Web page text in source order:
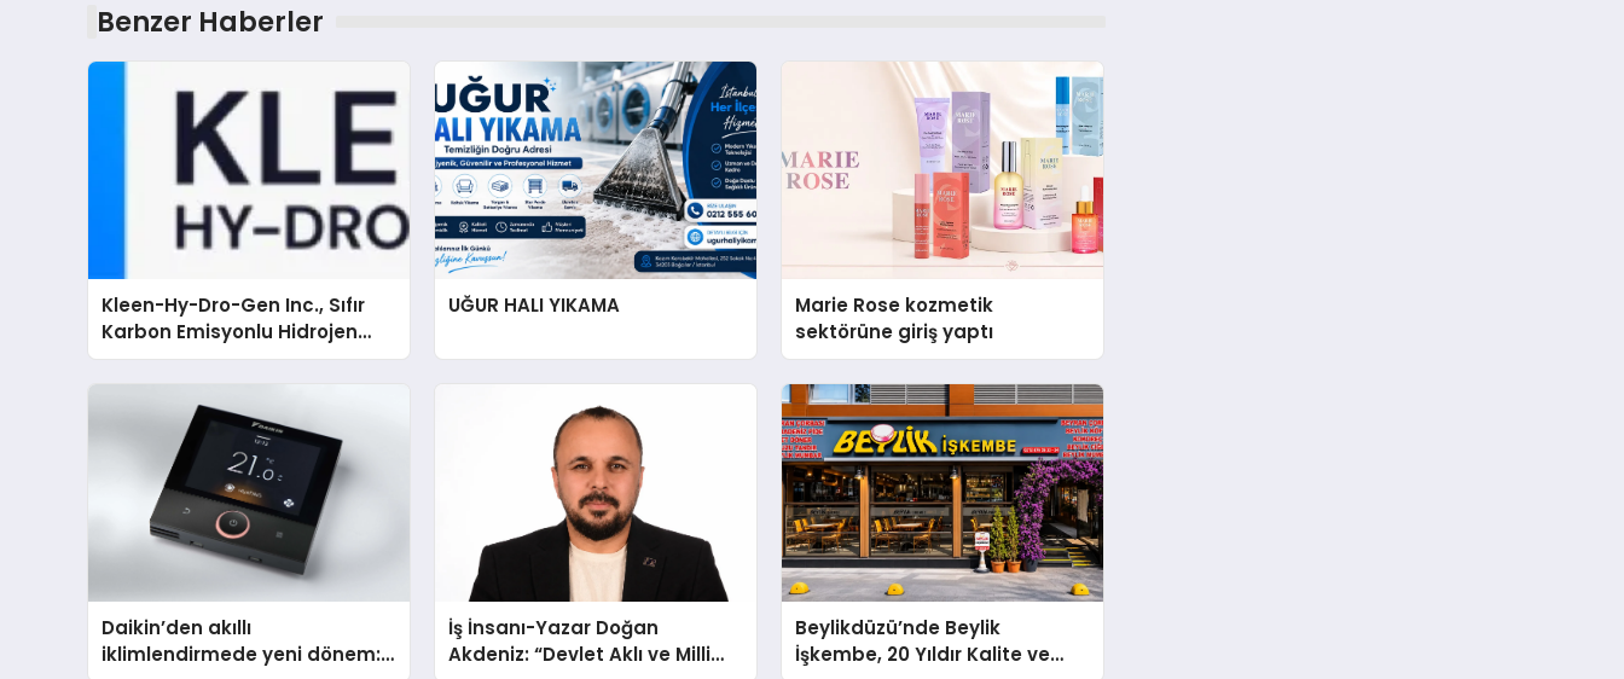
Benzer Haberler
Kleen-Hy-Dro-Gen Inc., Sıfır
Karbon Emisyonlu Hidrojen
Isıtma Teknolojisinde ISO ve
UĞUR HALI YIKAMA
Marie Rose kozmetik
sektörüne giriş yaptı
Daikin’den akıllı
iklimlendirmede yeni dönem:
İş İnsanı-Yazar Doğan
Akdeniz: “Devlet Aklı ve Milli
Beylikdüzü’nde Beylik
İşkembe, 20 Yıldır Kalite ve